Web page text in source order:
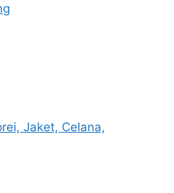
Jaket, Celana,